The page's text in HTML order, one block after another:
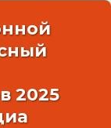
2025